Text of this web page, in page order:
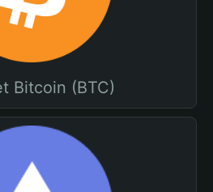
Bitcoin (BTC)